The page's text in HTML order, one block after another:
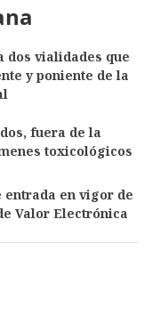
dos vialidades que
y poniente de la
fuera de la
toxicológicos
en vigor de
Valor Electrónica